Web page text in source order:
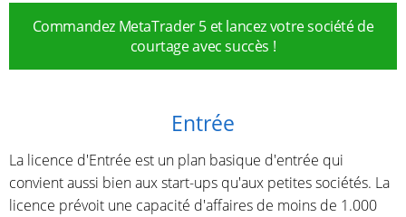
Commandez MetaTrader 5 et lancez votre société de
courtage avec succès !
Entrée
La licence d'Entrée est un plan basique d'entrée qui
convient aussi bien aux start-ups qu'aux petites sociétés. La
licence prévoit une capacité d'affaires de moins de 1.000